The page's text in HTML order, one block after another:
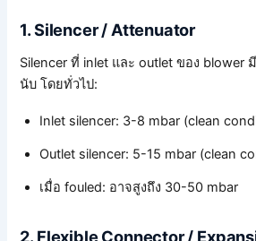
1. Silencer / Attenuator
Silencer ที่ inlet และ outlet ของ blower
นับ โดยทั่วไป:
Inlet silencer: 3-8 mbar (clean
Outlet silencer: 5-15 mbar (clean
เมื่อ fouled: อาจสูงถึง 30-50 mbar
2. Flexible Connector /